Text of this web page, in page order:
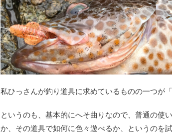
私ひっさんが釣り道具に求めているものの一つが「
というのも、基本的にへそ曲りなので、普通の使
か、その道具で如何に色々遊べるか、というのを